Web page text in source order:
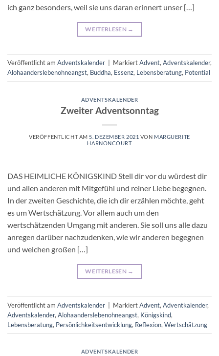
ich ganz besonders, weil sie uns daran erinnert unser […]
WEITERLESEN →
Veröffentlicht am Adventskalender MarkiertAdvent, Adventskalender,
Alohaanderslebenohneangst, Buddha, Essenz, Lebensberatung, Potential
ADVENTSKALENDER
Zweiter Adventsonntag
VERÖFFENTLICHT AM 5. DEZEMBER 2021 VON MARGUERITE
HARNONCOURT
DAS HEIMLICHE KÖNIGSKIND Stell dir vor du würdest dir
und allen anderen mit Mitgefühl und reiner Liebe begegnen.
In der zweiten Geschichte, die ich dir erzählen möchte, geht
es um Wertschätzung. Vor allem auch um den
wertschätzenden Umgang mit anderen. Sie soll uns alle dazu
anregen darüber nachzudenken, wie wir anderen begegnen
und welchen großen […]
WEITERLESEN →
Veröffentlicht am Adventskalender MarkiertAdvent, Adventkalender,
Adventskalender, Alohaanderslebenohneangst, Königskind,
Lebensberatung, Persönlichkeitsentwicklung, Reflexion, Wertschätzung
ADVENTSKALENDER